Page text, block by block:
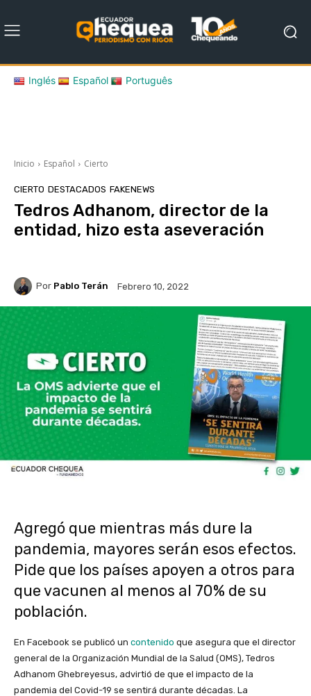
Inglés Español Português
Inicio Español Cierto
CIERTO DESTACADOS FAKENEWS
Tedros Adhanom, director de la
entidad, hizo esta aseveración
Por Pablo Terán Febrero 10, 2022
Agregó que mientras más dure la
pandemia, mayores serán esos efectos.
Pide que los países apoyen a otros para
que vacunen al menos al 70% de su
población.
En Facebook se publicó un contenido que asegura que el director
general de la Organización Mundial de la Salud (OMS), Tedros
Adhanom Ghebreyesus, advirtió de que el impacto de la
pandemia del Covid-19 se sentirá durante décadas. La